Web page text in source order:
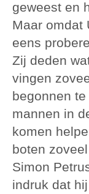
geweest en
Maar omdat
eens
Zij deden
vingen
begonnen
mannen in
komen
boten
Simon
indruk dat